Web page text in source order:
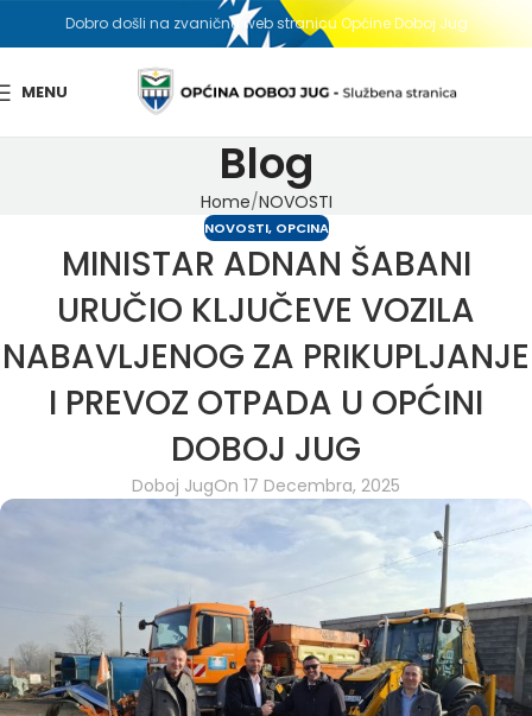
Dobro došli na zvaničnu web stranicu Općine Doboj Jug
MENU
Blog
Home NOVOSTI
NOVOSTI, OPCINA
MINISTAR ADNAN ŠABANI
URUČIO KLJUČEVE VOZILA
NABAVLJENOG ZA PRIKUPLJANJE
I PREVOZ OTPADA U OPĆINI
DOBOJ JUG
Doboj JugOn 17 Decembra, 2025